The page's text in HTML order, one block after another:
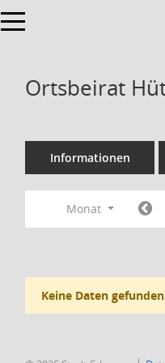
Toggle navigation
Ortsbeirat
Informationen
Monat
Keine Daten